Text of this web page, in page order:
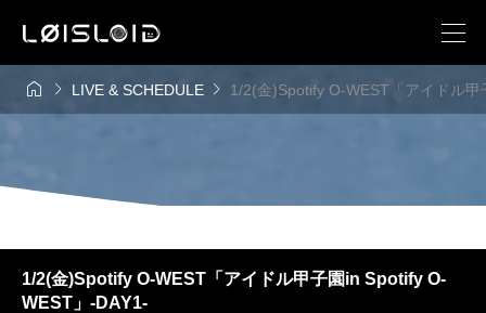
  LIVE & SCHEDULE  1/2(金)Spotify O-WEST「アイドル
1/2(金)Spotify O-WEST「アイドル甲子園in Spotify O-
WEST」-DAY1-